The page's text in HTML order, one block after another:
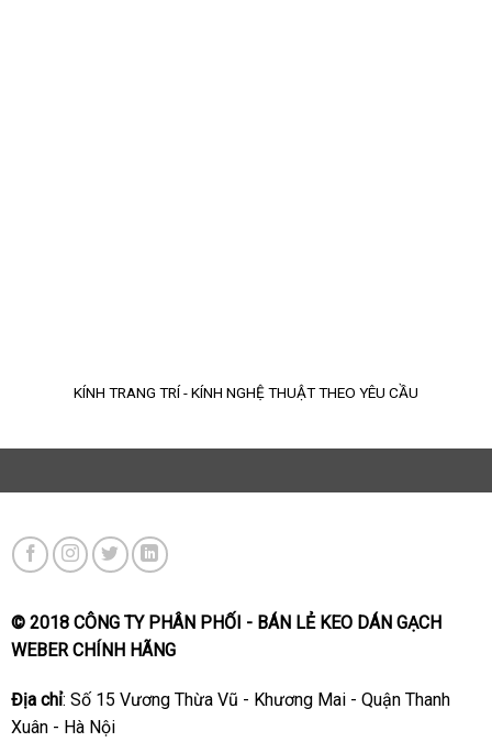
KÍNH TRANG TRÍ - KÍNH NGHỆ THUẬT THEO YÊU CẦU
© 2018 CÔNG TY PHÂN PHỐI - BÁN LẺ KEO DÁN GẠCH
WEBER CHÍNH HÃNG
Địa chỉ: Số 15 Vương Thừa Vũ - Khương Mai - Quận Thanh
Xuân - Hà Nội